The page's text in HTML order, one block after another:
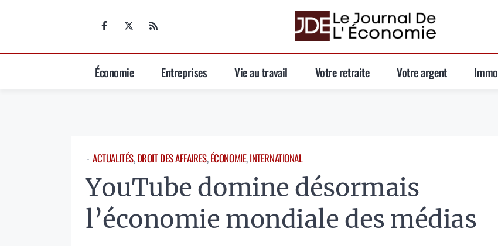
Économie Entreprises Vie au travail Votre retraite Votre argent Immo
⋅ ACTUALITÉS, DROIT DES AFFAIRES, ÉCONOMIE, INTERNATIONAL
YouTube domine désormais
l’économie mondiale des médias